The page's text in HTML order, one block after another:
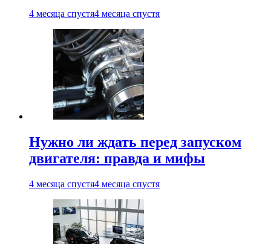
4 месяца спустя4 месяца спустя
Нужно ли ждать перед запуском
двигателя: правда и мифы
4 месяца спустя4 месяца спустя